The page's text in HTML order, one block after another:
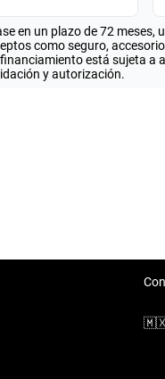
un plazo de 72 meses,
como seguro,
está sujeta
y autorización.